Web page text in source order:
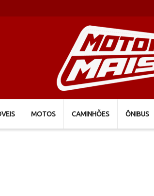
MOTOS CAMINHÕES ÔNIBUS